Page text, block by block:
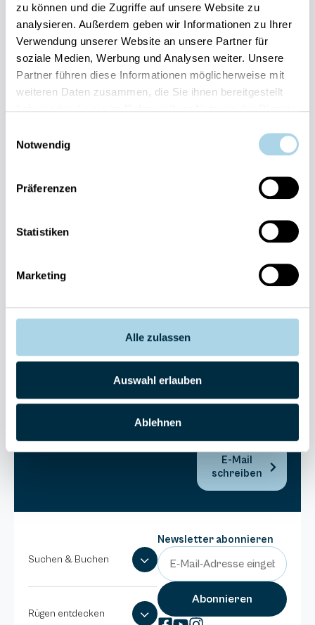
zu können und die Zugriffe auf unsere Website zu
analysieren. Außerdem geben wir Informationen zu Ihrer
Verwendung unserer Website an unsere Partner für
soziale Medien, Werbung und Analysen weiter. Unsere
Partner führen diese Informationen möglicherweise mit
weiteren Daten zusammen, die Sie ihnen bereitgestellt
Notwendig
Präferenzen
Statistiken
Marketing
Alle zulassen
Auswahl erlauben
Ablehnen
Ihre Vorteile auf einen Blick:
Bestpreis-Garantie für Ihren Urlaub
Flexible An- und Abreise 24/7 möglich
Risikofrei bis 60 Tage vorher stornieren
Sofortige Buchungsbestätigung
Persönlicher Gästeservice vor Ort Transparente
Fragen und Wünsche?
173980
Binzer
E-Mail
schreiben
Suchen & Buchen
Rügen entdecken
Newsletter abonnieren